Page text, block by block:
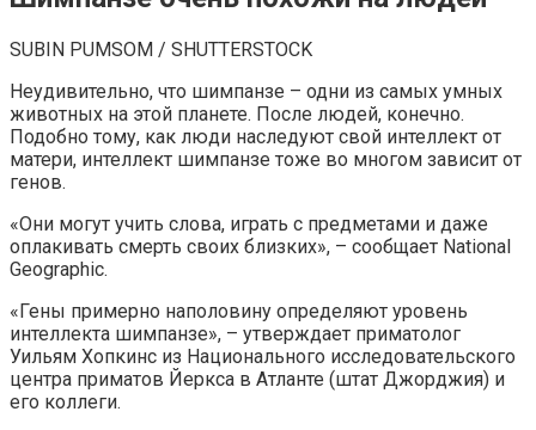
SUBIN PUMSOM / SHUTTERSTOCK
Неудивительно, что шимпанзе – одни из самых умных
животных на этой планете. После людей, конечно.
Подобно тому, как люди наследуют свой интеллект от
матери, интеллект шимпанзе тоже во многом зависит от
генов.
«Они могут учить слова, играть с предметами и даже
оплакивать смерть своих близких», – сообщает National
Geographic.
«Гены примерно наполовину определяют уровень
интеллекта шимпанзе», – утверждает приматолог
Уильям Хопкинс из Национального исследовательского
центра приматов Йеркса в Атланте (штат Джорджия) и
его коллеги.